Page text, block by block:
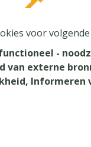
Onderwijs - TSO
voor
-
van externe
Informeren